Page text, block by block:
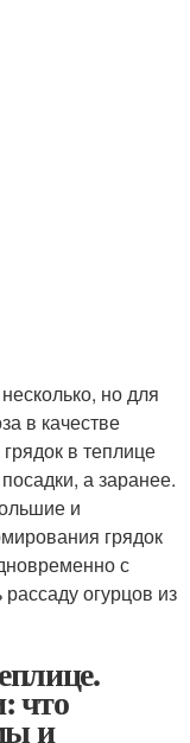
но для
в качестве
в теплице
а заранее.
и
грядок
с
огурцов из
что
и